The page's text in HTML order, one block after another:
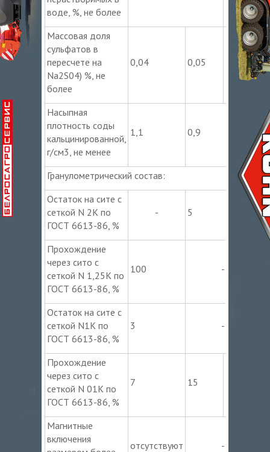
воде, %, не более
Массовая доля
сульфатов в
пересчете на
Na2S04) %, не
более
0,04 0,05
норм.
Насыпная
плотность соды
кальцинированной,
г/см3, не менее
1,1 0,9
Гранулометрический состав:
Остаток на сите с
сеткой N 2К по
ГОСТ 6613-86, %
- 5
Прохождение
через сито с
сеткой N 1,25К по
ГОСТ 6613-86, %
100 -
Остаток на сите с
сеткой N1К по
ГОСТ 6613-86, %
3 -
Прохождение
через сито с
сеткой N 01К по
ГОСТ 6613-86, %
7 15
Магнитные
включения
отсутствуют -